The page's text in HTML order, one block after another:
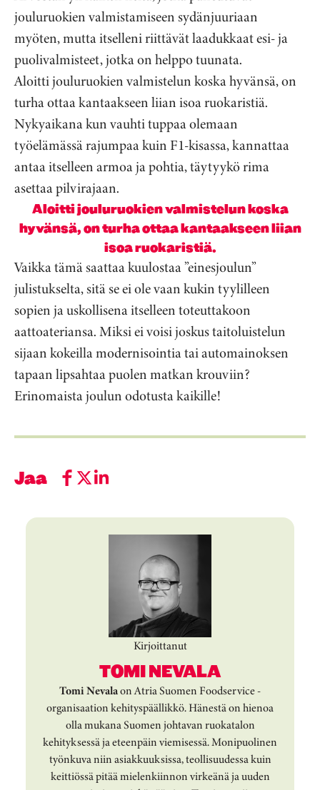
jouluruokien valmistamiseen sydänjuuriaan
myöten, mutta itselleni riittävät laadukkaat esi- ja
puolivalmisteet, jotka on helppo tuunata.
Aloitti jouluruokien valmistelun koska hyvänsä, on
turha ottaa kantaakseen liian isoa ruokaristiä.
Nykyaikana kun vauhti tuppaa olemaan
työelämässä rajumpaa kuin F1-kisassa, kannattaa
antaa itselleen armoa ja pohtia, täytyykö rima
asettaa pilvirajaan.
Aloitti jouluruokien valmistelun koska
hyvänsä, on turha ottaa kantaakseen liian
isoa ruokaristiä.
Vaikka tämä saattaa kuulostaa ”einesjoulun”
julistukselta, sitä se ei ole vaan kukin tyylilleen
sopien ja uskollisena itselleen toteuttakoon
aattoateriansa. Miksi ei voisi joskus taitoluistelun
sijaan kokeilla modernisointia tai automainoksen
tapaan lipsahtaa puolen matkan krouviin?
Erinomaista joulun odotusta kaikille!
Jaa
Kirjoittanut
TOMI NEVALA
Tomi Nevalaon Atria Suomen Foodservice -
organisaation kehityspäällikkö. Hänestä on hienoa
olla mukana Suomen johtavan ruokatalon
kehityksessä ja eteenpäin viemisessä. Monipuolinen
työnkuva niin asiakkuuksissa, teollisuudessa kuin
keittiössä pitää mielenkiinnon virkeänä ja uuden